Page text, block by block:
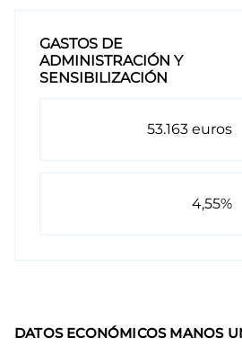
GASTOS DE
ADMINISTRACIÓN Y
SENSIBILIZACIÓN
53.163 euros
4,55%
DATOS ECONÓMICOS MANOS